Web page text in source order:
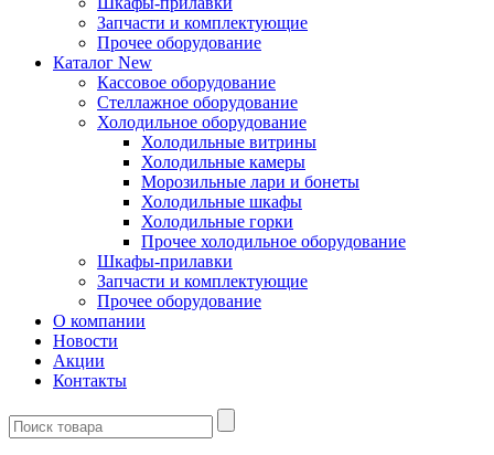
Запчасти и комплектующие
Прочее оборудование
Каталог New
Кассовое оборудование
Стеллажное оборудование
Холодильное оборудование
Холодильные витрины
Холодильные камеры
Морозильные лари и бонеты
Холодильные шкафы
Холодильные горки
Прочее холодильное оборудование
Шкафы-прилавки
Запчасти и комплектующие
Прочее оборудование
О компании
Новости
Акции
Контакты